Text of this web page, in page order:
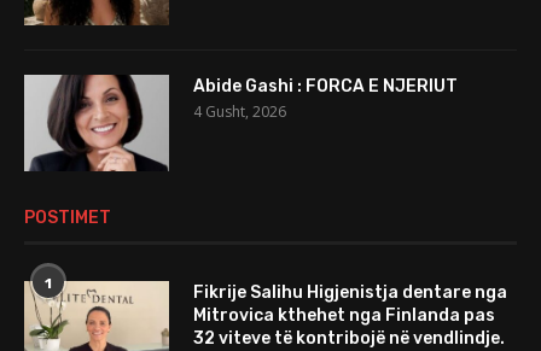
Abide Gashi : FORCA E NJERIUT
4 Gusht, 2026
POSTIMET
1
Fikrije Salihu Higjenistja dentare nga
Mitrovica kthehet nga Finlanda pas
32 viteve të kontribojë në vendlindje.